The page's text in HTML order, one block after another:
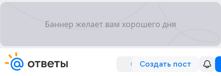
Создать пост